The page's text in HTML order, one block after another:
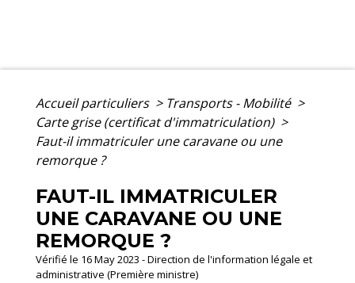
Accueil particuliers > Transports - Mobilité >
Carte grise (certificat d'immatriculation) >
Faut-il immatriculer une caravane ou une
remorque ?
FAUT-IL IMMATRICULER
UNE CARAVANE OU UNE
REMORQUE ?
Vérifié le 16 May 2023 - Direction de l'information légale et
administrative (Première ministre)